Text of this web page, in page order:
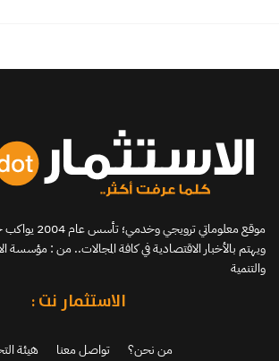
موقع معلوماتي
ويهتم بالأخبار الاقتصادية في كافة المجالات.. من : مؤسسة
والتنمية
الاستثمار نت :
من نحن؟ تواصل معنا هيئة